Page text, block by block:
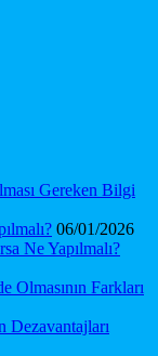
Gereken Bilgi
06/01/2026
Ne Yapılmalı?
Olmasının Farkları
Dezavantajları